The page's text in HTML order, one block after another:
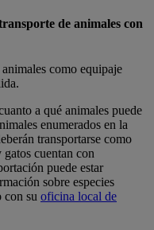
de animales con
como equipaje
a qué animales puede
enumerados en la
transportarse como
cuentan con
puede estar
sobre especies
con su oficina local de